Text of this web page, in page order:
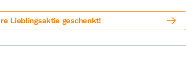
Lieblingsaktie geschenkt!